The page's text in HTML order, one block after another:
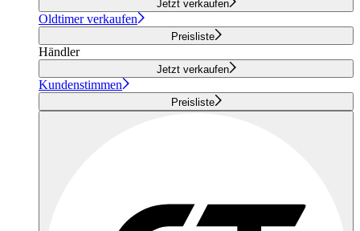
Jetzt verkaufen
Oldtimer verkaufen
Preisliste
Händler
Jetzt verkaufen
Kundenstimmen
Preisliste